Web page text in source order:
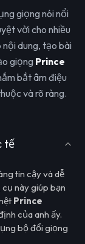
giọng nói nổi
vời cho nhiều
dung, tạo bài
giọng Prince
bắt âm điệu
và rõ ràng.
tế
tin cậy và dễ
cụ này giúp bạn
Prince
của anh ấy.
bộ đổi giọng